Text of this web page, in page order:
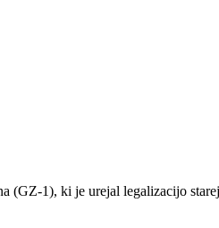
(GZ-1), ki je urejal legalizacijo